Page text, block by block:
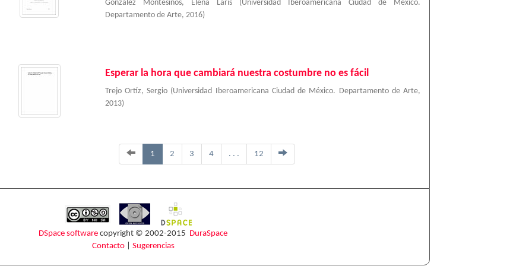
González Montesinos, Elena Laris (Universidad Iberoamericana Ciudad de México.
Departamento de Arte, 2016)
Esperar la hora que cambiará nuestra costumbre no es fácil
Trejo Ortíz, Sergio (Universidad Iberoamericana Ciudad de México. Departamento de Arte,
2013)
1 2 3 4 . . . 12
DSpace software copyright © 2002-2015 DuraSpace
Contacto| Sugerencias